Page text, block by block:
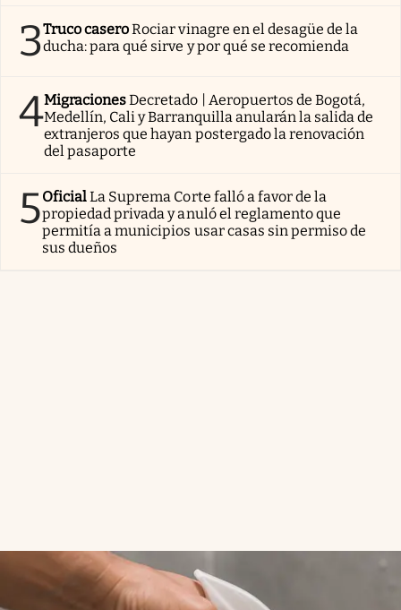
3Truco caseroRociar vinagre en el desagüe de la
ducha: para qué sirve y por qué se recomienda
4MigracionesDecretado | Aeropuertos de Bogotá,
Medellín, Cali y Barranquilla anularán la salida de
extranjeros que hayan postergado la renovación
del pasaporte
5OficialLa Suprema Corte falló a favor de la
propiedad privada y anuló el reglamento que
permitía a municipios usar casas sin permiso de
sus dueños